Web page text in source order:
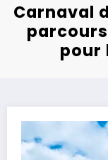
Carnaval
pour